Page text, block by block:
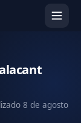
8 de agosto